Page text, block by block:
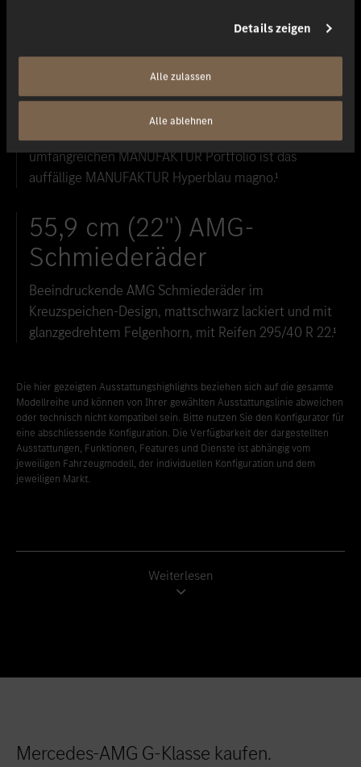
Details zeigen
Alle zulassen
Alle ablehnen
Fahrmodi und der PROFESSIONAL Dachgepäckträger.¹
MANUFAKTUR Hyperblau
magno
umfangreichen MANUFAKTUR Portfolio ist das
auffällige MANUFAKTUR Hyperblau magno.¹
55,9 cm (22") AMG-
Schmiederäder
Beeindruckende AMG Schmiederäder im
Kreuzspeichen-Design, mattschwarz lackiert und mit
glanzgedrehtem Felgenhorn, mit Reifen 295/40 R 22.¹
Die hier gezeigten Ausstattungshighlights beziehen sich auf die gesamte
Modellreihe und können von Ihrer gewählten Ausstattungslinie abweichen
oder technisch nicht kompatibel sein. Bitte nutzen Sie den Konfigurator für
eine abschliessende Konfiguration. Die Verfügbarkeit der dargestellten
Ausstattungen, Funktionen, Features und Dienste ist abhängig vom
jeweiligen Fahrzeugmodell, der individuellen Konfiguration und dem
jeweiligen Markt.
Weiterlesen
Mercedes-AMG G-Klasse kaufen.